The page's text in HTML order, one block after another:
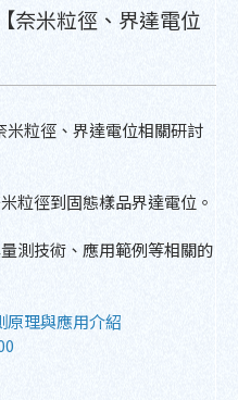
奈米粒徑、界達電位
米粒徑、界達電位相關研討
粒徑到固態樣品界達電位。
測技術、應用範例等相關的
原理與應用介紹